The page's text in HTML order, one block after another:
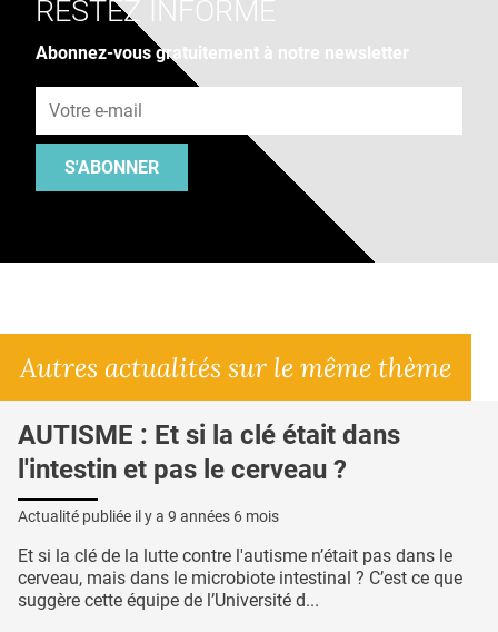
RESTEZ INFORMÉ
Abonnez-vous gratuitement à notre newsletter
S'ABONNER
Autres actualités sur le même thème
AUTISME : Et si la clé était dans
l'intestin et pas le cerveau ?
Actualité publiée il y a 9 années 6 mois
Et si la clé de la lutte contre l'autisme n’était pas dans le
cerveau, mais dans le microbiote intestinal ? C’est ce que
suggère cette équipe de l’Université d...